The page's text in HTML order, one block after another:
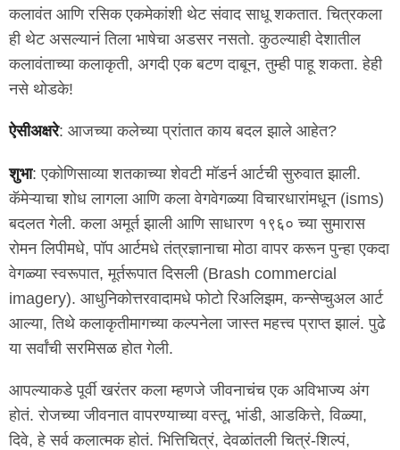
कलावंत आणि रसिक एकमेकांशी थेट संवाद साधू शकतात. चित्रकला
ही थेट असल्यानं तिला भाषेचा अडसर नसतो. कुठल्याही देशातील
कलावंताच्या कलाकृती, अगदी एक बटण दाबून, तुम्ही पाहू शकता. हेही
नसे थोडके!
ऐसीअक्षरे: आजच्या कलेच्या प्रांतात काय बदल झाले आहेत?
शुभा: एकोणिसाव्या शतकाच्या शेवटी मॉडर्न आर्टची सुरुवात झाली.
कॅमेऱ्याचा शोध लागला आणि कला वेगवेगळ्या विचारधारांमधून (isms)
बदलत गेली. कला अमूर्त झाली आणि साधारण १९६० च्या सुमारास
रोमन लिपीमधे, पॉप आर्टमधे तंत्रज्ञानाचा मोठा वापर करून पुन्हा एकदा
वेगळ्या स्वरूपात, मूर्तरूपात दिसली (Brash commercial
imagery). आधुनिकोत्तरवादामधे फोटो रिअलिझम, कन्सेप्चुअल आर्ट
आल्या, तिथे कलाकृतीमागच्या कल्पनेला जास्त महत्त्व प्राप्त झालं. पुढे
या सर्वांची सरमिसळ होत गेली.
आपल्याकडे पूर्वी खरंतर कला म्हणजे जीवनाचंच एक अविभाज्य अंग
होतं. रोजच्या जीवनात वापरण्याच्या वस्तू, भांडी, आडकित्ते, विळ्या,
दिवे, हे सर्व कलात्मक होतं. भित्तिचित्रं, देवळांतली चित्रं-शिल्पं,